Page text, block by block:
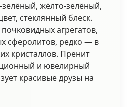
жёлто-зелёный,
стеклянный блеск.
агрегатов,
сферолитов, редко — в
кристаллов. Пренит
и ювелирный
красивые друзы на